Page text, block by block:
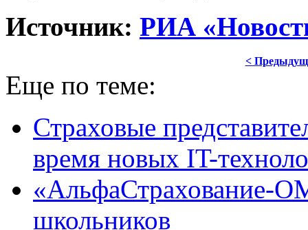
Источник: РИА
<
Еще по теме:
Страховые
время новых IT-
«АльфаСтрахование-
школьников